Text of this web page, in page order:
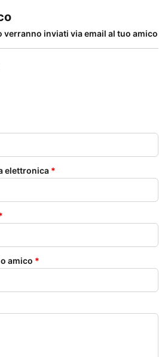
inviati via email al tuo amico
elettronica *
amico *